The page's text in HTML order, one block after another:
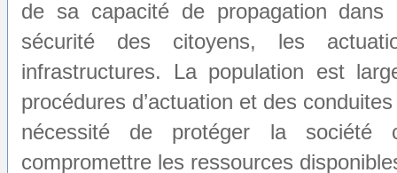
de sa capacité de propagation dans
sécurité des citoyens, les
infrastructures. La population est
procédures d’actuation et des
nécessité de protéger la
compromettre les ressources